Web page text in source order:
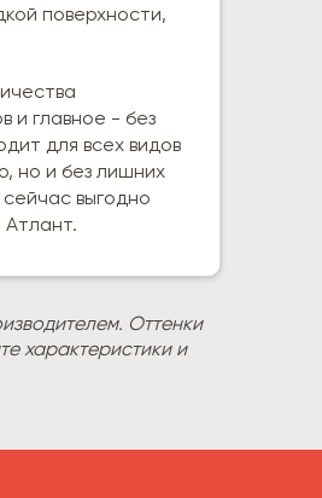
поверхности,
и главное - без
для всех видов
но и без лишних
выгодно
Атлант.
Оттенки
характеристики и